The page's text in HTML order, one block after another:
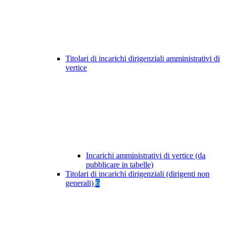
Titolari di incarichi dirigenziali amministrativi di
vertice
Incarichi amministrativi di vertice (da
pubblicare in tabelle)
Titolari di incarichi dirigenziali (dirigenti non
generali) 6